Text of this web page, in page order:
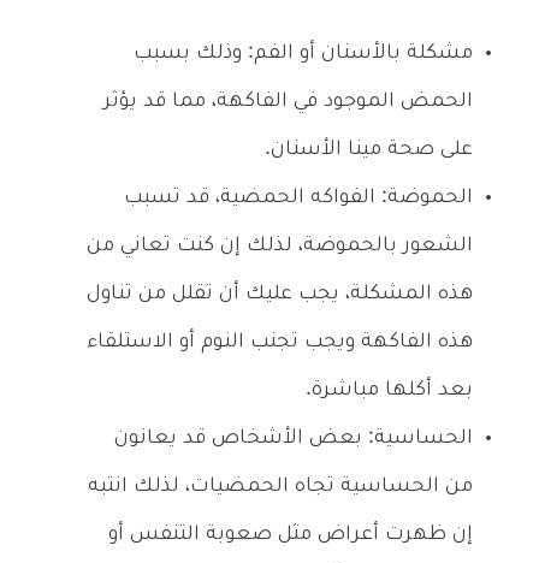
مشكلة بالأسنان أو الفم: وذلك بسبب
الحمض الموجود في الفاكهة، مما قد يؤثر
على صحة مينا الأسنان.
الحموضة: الفواكه الحمضية، قد تسبب
الشعور بالحموضة، لذلك إن كنت تعاني من
هذه المشكلة، يجب عليك أن تقلل من تناول
هذه الفاكهة ويجب تجنب النوم أو الاستلقاء
بعد أكلها مباشرة.
الحساسية: بعض الأشخاص قد يعانون
من الحساسية تجاه الحمضيات، لذلك انتبه
إن ظهرت أعراض مثل صعوبة التنفس أو